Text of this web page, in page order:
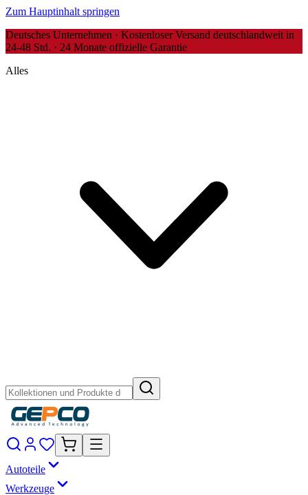
Zum Hauptinhalt springen
Deutsches Unternehmen · Kostenloser Versand deutschlandweit in
24-48 Std. · 24 Monate offizielle Garantie
Alles
Autoteile
Werkzeuge